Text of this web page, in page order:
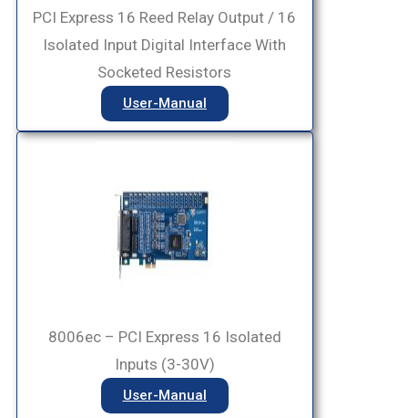
PCI Express 16 Reed Relay Output / 16
Isolated Input Digital Interface With
Socketed Resistors
User-Manual
8006ec – PCI Express 16 Isolated
Inputs (3-30V)
User-Manual